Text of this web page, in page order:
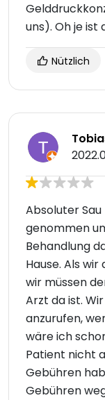
uns). Oh je ist
Nützlich
Absoluter
genommen
Behandlung
Hause. Als
wir müssen
Arzt da ist.
anzurufen,
wäre ich
Patient nicht
Gebühren
Gebühren